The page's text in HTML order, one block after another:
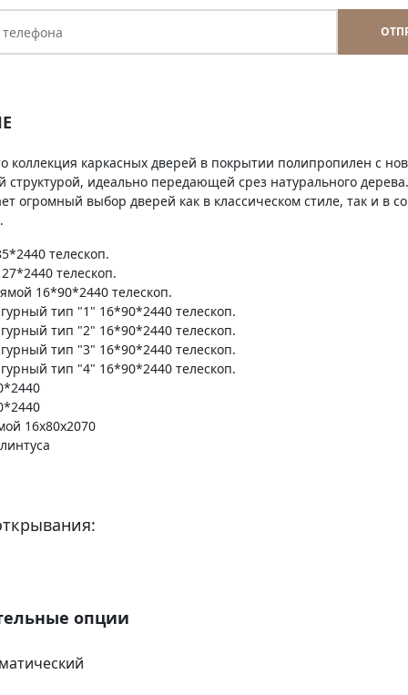
коллекция каркасных дверей в покрытии полипропилен с
структурой, идеально передающей срез натурального
огромный выбор дверей как в классическом стиле, так и в
телескоп.
телескоп.
16*90*2440 телескоп.
тип "1" 16*90*2440 телескоп.
тип "2" 16*90*2440 телескоп.
тип "3" 16*90*2440 телескоп.
тип "4" 16*90*2440 телескоп.
16х80х2070
опции